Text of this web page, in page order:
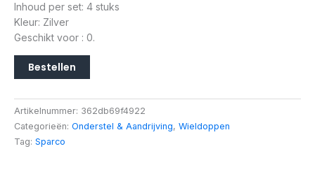
Inhoud per set: 4 stuks
Kleur: Zilver
Geschikt voor : 0.
Bestellen
Artikelnummer: 362db69f4922
Categorieën: Onderstel & Aandrijving, Wieldoppen
Tag: Sparco